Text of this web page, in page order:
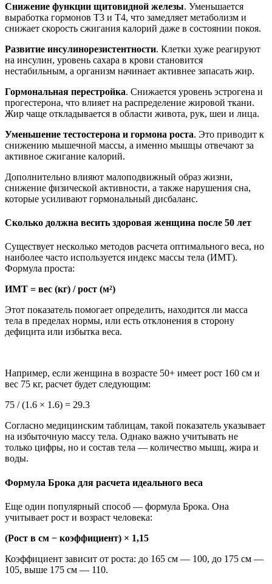
Снижение функции щитовидной железы. Уменьшается
выработка гормонов Т3 и Т4, что замедляет метаболизм и
снижает скорость сжигания калорий даже в состоянии покоя.
Развитие инсулинорезистентности. Клетки хуже реагируют
на инсулин, уровень сахара в крови становится
нестабильным, а организм начинает активнее запасать жир.
Гормональная перестройка. Снижается уровень эстрогена и
прогестерона, что влияет на распределение жировой ткани.
Жир чаще откладывается в области живота, рук, шеи и лица.
Уменьшение тестостерона и гормона роста. Это приводит к
снижению мышечной массы, а именно мышцы отвечают за
активное сжигание калорий.
Дополнительно влияют малоподвижный образ жизни,
снижение физической активности, а также нарушения сна,
которые усиливают гормональный дисбаланс.
Сколько должна весить здоровая женщина после 50 лет
Существует несколько методов расчета оптимального веса, но
наиболее часто используется индекс массы тела (ИМТ).
Формула проста:
ИМТ = вес (кг) / рост (м²)
Этот показатель помогает определить, находится ли масса
тела в пределах нормы, или есть отклонения в сторону
дефицита или избытка веса.
Например, если женщина в возрасте 50+ имеет рост 160 см и
вес 75 кг, расчет будет следующим:
75 / (1.6 × 1.6) = 29.3
Согласно медицинским таблицам, такой показатель указывает
на избыточную массу тела. Однако важно учитывать не
только цифры, но и состав тела — количество мышц, жира и
воды.
Формула Брока для расчета идеального веса
Еще один популярный способ — формула Брока. Она
учитывает рост и возраст человека:
(Рост в см − коэффициент) × 1,15
Коэффициент зависит от роста: до 165 см — 100, до 175 см —
105, выше 175 см — 110.